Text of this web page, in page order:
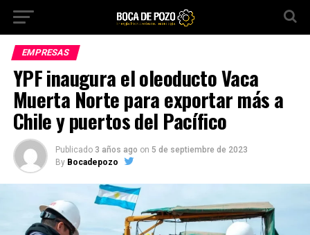
EMPRESAS
YPF inaugura el oleoducto Vaca
Muerta Norte para exportar más a
Chile y puertos del Pacífico
Publicado 3 años ago on 5 de septiembre de 2023
By Bocadepozo